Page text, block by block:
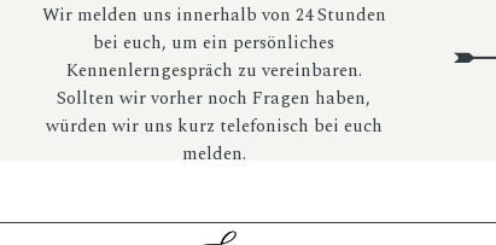
Wir melden uns innerhalb von 24 Stunden
bei euch, um ein persönliches
Kennenlerngespräch zu vereinbaren.
Sollten wir vorher noch Fragen haben,
würden wir uns kurz telefonisch bei euch
melden.